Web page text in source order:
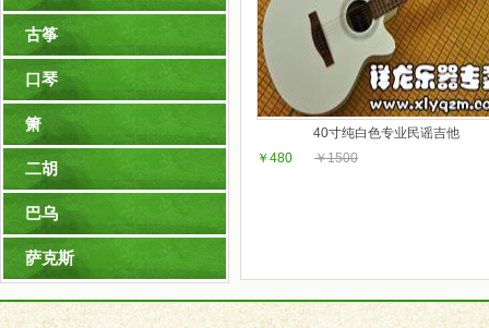
古筝
口琴
箫
二胡
巴乌
萨克斯
40寸纯白色专业民谣吉他
￥480
￥1500